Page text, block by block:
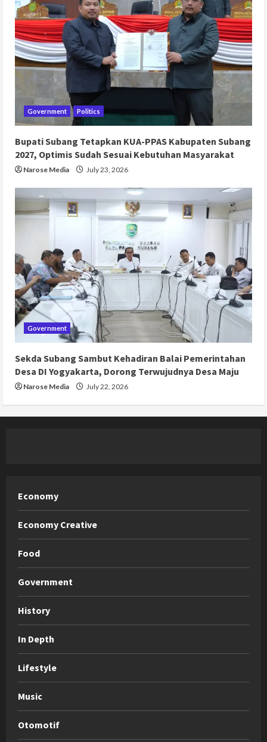
Government Politics
Bupati Subang Tetapkan KUA-PPAS Kabupaten Subang
2027, Optimis Sudah Sesuai Kebutuhan Masyarakat
Narose Media July 23, 2026
Government
Sekda Subang Sambut Kehadiran Balai Pemerintahan
Desa DI Yogyakarta, Dorong Terwujudnya Desa Maju
Narose Media July 22, 2026
Economy
Economy Creative
Food
Government
History
In Depth
Lifestyle
Music
Otomotif